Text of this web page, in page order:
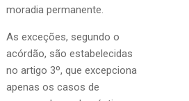
moradia permanente.
As exceções, segundo o
acórdão, são estabelecidas
no artigo 3º, que excepciona
apenas os casos de